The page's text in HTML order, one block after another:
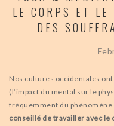
LE CORPS ET LE
DES
Nos cultures occidentales
(l’impact du mental sur le
fréquemment du phénomène
conseillé de travailler avec le